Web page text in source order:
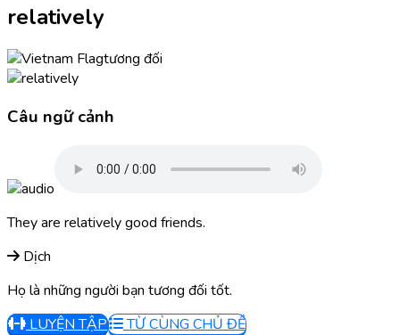
relatively
tương đối
Câu ngữ cảnh
They are relatively good friends.
Dịch
Họ là những người bạn tương đối tốt.
LUYỆN TẬP
TỪ CÙNG CHỦ ĐỀ